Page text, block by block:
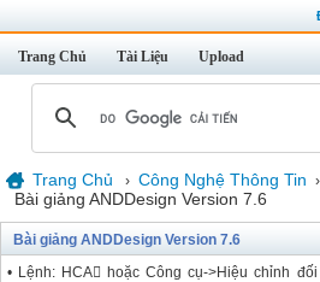
Trang Chủ Tài Liệu Upload
Trang Chủ › Công Nghệ Thông Tin ›
Bài giảng ANDDesign Version 7.6
Bài giảng ANDDesign Version 7.6
• Lệnh: HCA hoặc Công cụ->Hiệu chỉnh